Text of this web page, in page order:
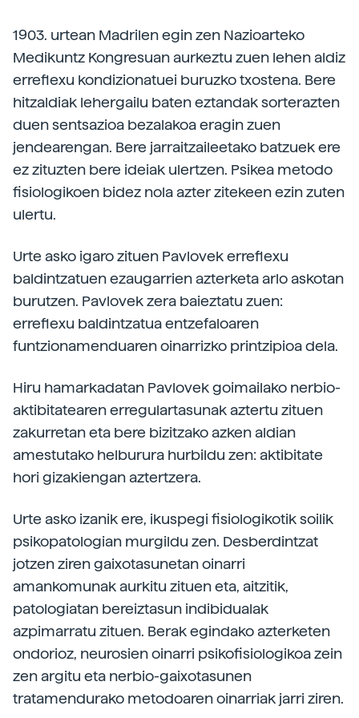
1903. urtean Madrilen egin zen Nazioarteko
Medikuntz Kongresuan aurkeztu zuen lehen aldiz
erreflexu kondizionatuei buruzko txostena. Bere
hitzaldiak lehergailu baten eztandak sorterazten
duen sentsazioa bezalakoa eragin zuen
jendearengan. Bere jarraitzaileetako batzuek ere
ez zituzten bere ideiak ulertzen. Psikea metodo
fisiologikoen bidez nola azter zitekeen ezin zuten
ulertu.
Urte asko igaro zituen Pavlovek erreflexu
baldintzatuen ezaugarrien azterketa arlo askotan
burutzen. Pavlovek zera baieztatu zuen:
erreflexu baldintzatua entzefaloaren
funtzionamenduaren oinarrizko printzipioa dela.
Hiru hamarkadatan Pavlovek goimailako nerbio-
aktibitatearen erregulartasunak aztertu zituen
zakurretan eta bere bizitzako azken aldian
amestutako helburura hurbildu zen: aktibitate
hori gizakiengan aztertzera.
Urte asko izanik ere, ikuspegi fisiologikotik soilik
psikopatologian murgildu zen. Desberdintzat
jotzen ziren gaixotasunetan oinarri
amankomunak aurkitu zituen eta, aitzitik,
patologiatan bereiztasun indibidualak
azpimarratu zituen. Berak egindako azterketen
ondorioz, neurosien oinarri psikofisiologikoa zein
zen argitu eta nerbio-gaixotasunen
tratamendurako metodoaren oinarriak jarri ziren.